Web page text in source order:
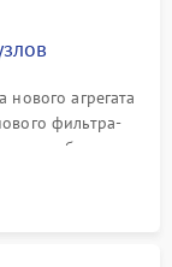
агрегата
фильтра-
обдува,
петель.